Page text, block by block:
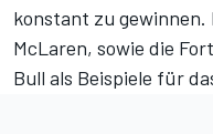
konstant zu gewinnen.
McLaren, sowie die
Bull als Beispiele für